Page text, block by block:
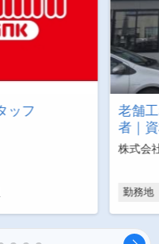
ッフ
老舗
者｜
株式会
勤務地